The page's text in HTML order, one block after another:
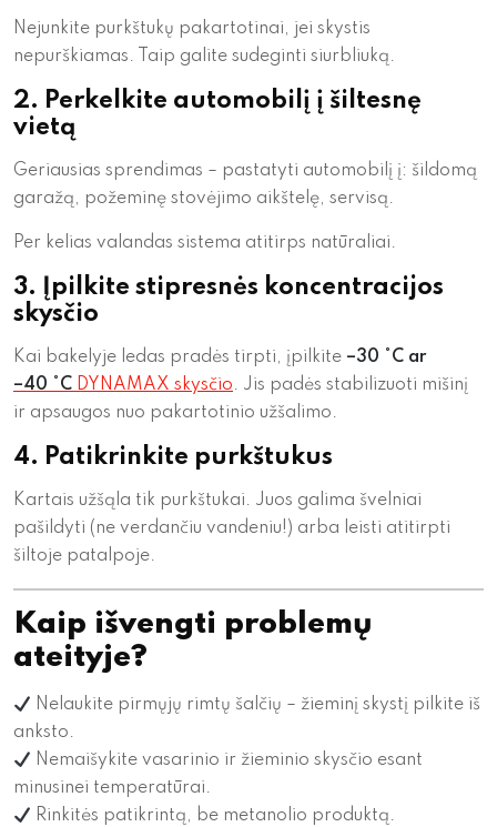
Nejunkite purkštukų pakartotinai, jei skystis
nepurškiamas. Taip galite sudeginti siurbliuką.
2. Perkelkite automobilį į šiltesnę
vietą
Geriausias sprendimas – pastatyti automobilį į: šildomą
garažą, požeminę stovėjimo aikštelę, servisą.
Per kelias valandas sistema atitirps natūraliai.
3. Įpilkite stipresnės koncentracijos
skysčio
Kai bakelyje ledas pradės tirpti, įpilkite –30 °C ar
–40 °C DYNAMAX skysčio. Jis padės stabilizuoti mišinį
ir apsaugos nuo pakartotinio užšalimo.
4. Patikrinkite purkštukus
Kartais užšąla tik purkštukai. Juos galima švelniai
pašildyti (ne verdančiu vandeniu!) arba leisti atitirpti
šiltoje patalpoje.
Kaip išvengti problemų
ateityje?
Nelaukite pirmųjų rimtų šalčių – žieminį skystį pilkite iš
anksto.
Nemaišykite vasarinio ir žieminio skysčio esant
minusinei temperatūrai.
Rinkitės patikrintą, be metanolio produktą.